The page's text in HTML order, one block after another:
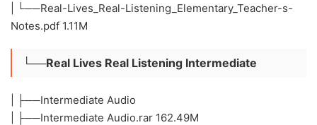
| └──Real-Lives_Real-Listening_Elementary_Teacher-s-
Notes.pdf 1.11M
└──Real Lives Real Listening Intermediate
| ├──Intermediate Audio
| ├──Intermediate Audio.rar 162.49M